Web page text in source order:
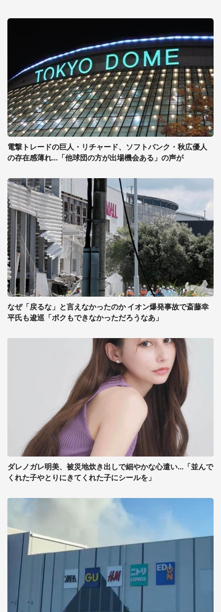
電撃トレードの巨人・リチャード、ソフトバンク・秋広優人
の存在感薄れ...「他球団の方が出場機会ある」の声が
なぜ「戻るな」と言えなかったのか イオン爆発事故で斎藤幸
平氏も逡巡「ボクもできなかっただろうなあ」
ダレノガレ明美、被災地炊き出しで細やかな心遣い...「並んで
くれた子やとりにきてくれた子にシールを」